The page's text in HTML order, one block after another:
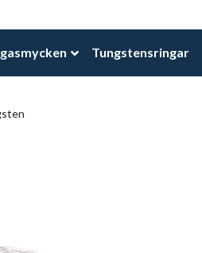
Tungstensringar